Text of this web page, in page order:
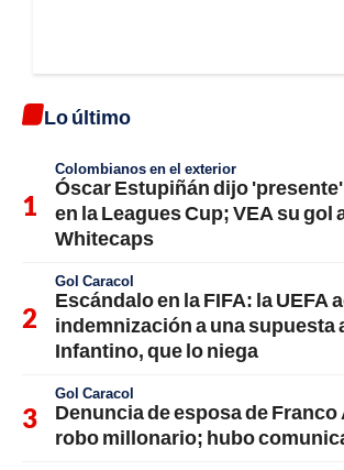
Lo último
Colombianos en el exterior
Óscar Estupiñán dijo
en la Leagues Cup; VEA su gol
Whitecaps
Gol Caracol
Escándalo en la FIFA: la UEFA
indemnización a una supuesta
Infantino, que lo niega
Gol Caracol
Denuncia de esposa de
robo millonario; hubo